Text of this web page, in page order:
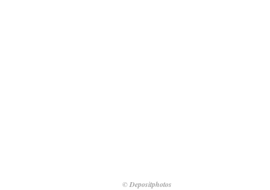
© Depositphotos